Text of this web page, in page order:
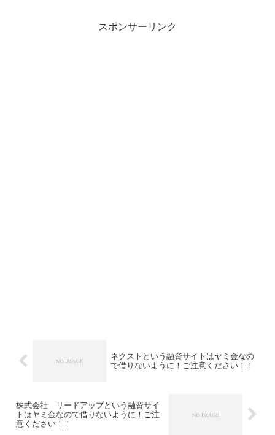
スポンサーリンク
ネクストという融資サイトはヤミ金なの
で借りないように！ご注意ください！！
株式会社 リードアップという融資サイ
トはヤミ金なので借りないように！ご注
意ください！！